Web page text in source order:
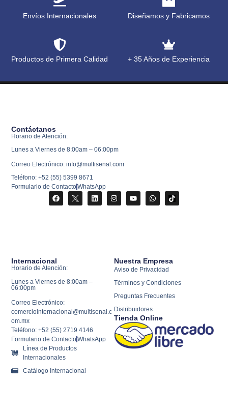
Envíos Internacionales Diseñamos y Fabricamos
Productos de Primera Calidad + 35 Años de Experiencia
Nuestra Empresa
Aviso de Privacidad
Términos y Condiciones
Preguntas Frecuentes
Distribuidores
Tienda Online
Internacional
Horario de Atención:
Lunes a Viernes de 8:00am –
06:00pm
Correo Electrónico:
comerciointernacional@multisenal.c
om.mx
Teléfono: +52 (55) 2719 4146
Formulario de ContactoWhatsApp
Línea de Productos
Internacionales
Catálogo Internacional
Contáctanos
Horario de Atención:
Lunes a Viernes de 8:00am – 06:00pm
Correo Electrónico: info@multisenal.com
Teléfono: +52 (55) 5399 8671
Formulario de ContactoWhatsApp